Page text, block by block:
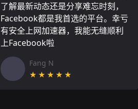
了解最新动态还是分享难忘时刻，
Facebook都是我首选的平台。幸亏
有安全上网加速器，我能无缝顺利
上Facebook啦
Fang N
★★★★★